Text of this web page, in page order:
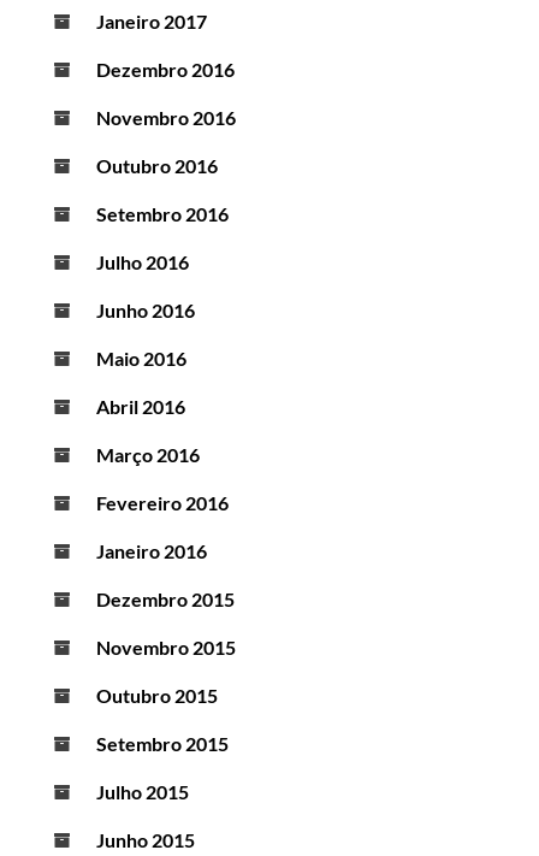
Janeiro 2017
Dezembro 2016
Novembro 2016
Outubro 2016
Setembro 2016
Julho 2016
Junho 2016
Maio 2016
Abril 2016
Março 2016
Fevereiro 2016
Janeiro 2016
Dezembro 2015
Novembro 2015
Outubro 2015
Setembro 2015
Julho 2015
Junho 2015